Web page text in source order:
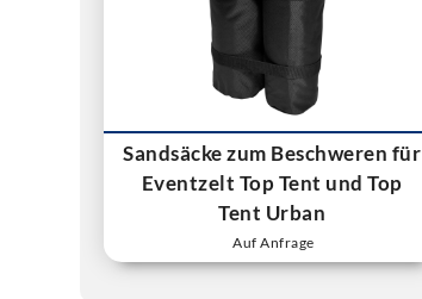
Sandsäcke zum Beschweren für
Eventzelt Top Tent und Top
Tent Urban
Auf Anfrage